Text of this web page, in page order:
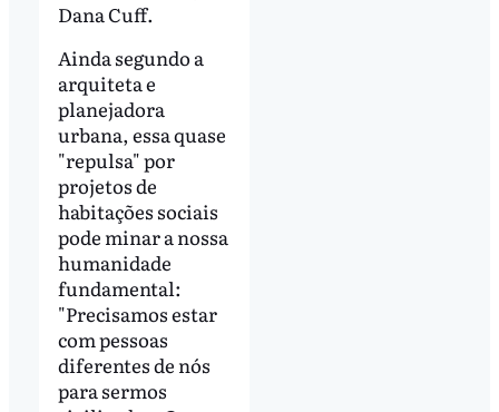
Dana Cuff.
Ainda segundo a
arquiteta e
planejadora
urbana, essa quase
"repulsa" por
projetos de
habitações sociais
pode minar a nossa
humanidade
fundamental:
"Precisamos estar
com pessoas
diferentes de nós
para sermos